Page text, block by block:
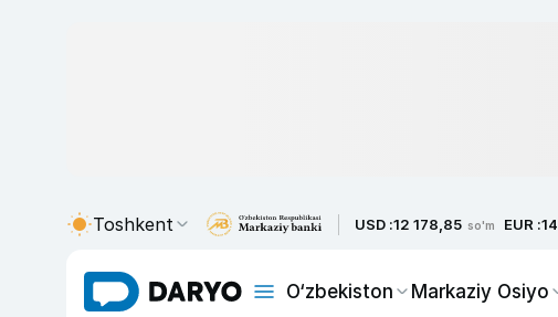
Toshkent USD :12 178,85 so'm EUR :
O‘zbekiston Markaziy Osiyo